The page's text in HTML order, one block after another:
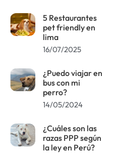
5 Restaurantes
pet friendly en
lima
16/07/2025
¿Puedo viajar en
bus con mi
perro?
14/05/2024
¿Cuáles son las
razas PPP según
la ley en Perú?